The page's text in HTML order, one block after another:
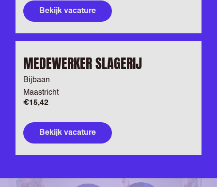
Bekijk vacature
MEDEWERKER SLAGERIJ
Bijbaan
Maastricht
€15,42
Bekijk vacature